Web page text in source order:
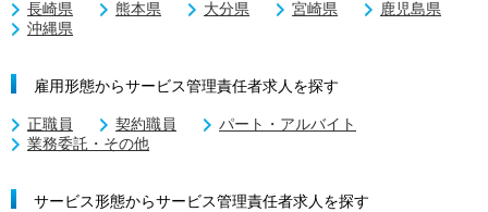
長崎県
熊本県 大分県 宮崎県
鹿児島県
沖縄県
雇用形態からサービス管理責任者求人を探す
正職員 契約職員
パート・アルバイト
業務委託・その他
サービス形態からサービス管理責任者求人を探す